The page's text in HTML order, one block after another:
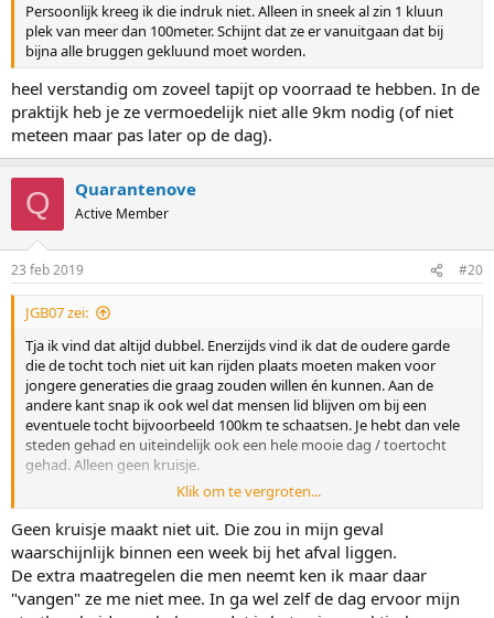
Persoonlijk kreeg ik die indruk niet. Alleen in sneek al zin 1 kluun
plek van meer dan 100meter. Schijnt dat ze er vanuitgaan dat bij
bijna alle bruggen gekluund moet worden.
heel verstandig om zoveel tapijt op voorraad te hebben. In de
praktijk heb je ze vermoedelijk niet alle 9km nodig (of niet
meteen maar pas later op de dag).
Q Quarantenove
Active Member
23 feb 2019 #20
JGB07 zei:
Tja ik vind dat altijd dubbel. Enerzijds vind ik dat de oudere garde
die de tocht toch niet uit kan rijden plaats moeten maken voor
jongere generaties die graag zouden willen én kunnen. Aan de
andere kant snap ik ook wel dat mensen lid blijven om bij een
eventuele tocht bijvoorbeeld 100km te schaatsen. Je hebt dan vele
steden gehad en uiteindelijk ook een hele mooie dag / toertocht
gehad. Alleen geen kruisje.
Overigens: het verkopen van je startrecht zal waarschijnlijk geen zin
hebben. De vereniging is overduidelijk heel erg bezig met de
mogelijkheid dat leden dat gaan doen. Ik voorzie dan ook dat
dergelijke rijders niet zullen starten. Al geldt voor jou als verkoper
natuurlijk dat je wel het geld opstrijkt en zit uiteindelijk alleen de
koper met de gebakken peren.
Klik om te vergroten...
Geen kruisje maakt niet uit. Die zou in mijn geval
waarschijnlijk binnen een week bij het afval liggen.
De extra maatregelen die men neemt ken ik maar daar
"vangen" ze me niet mee. In ga wel zelf de dag ervoor mijn